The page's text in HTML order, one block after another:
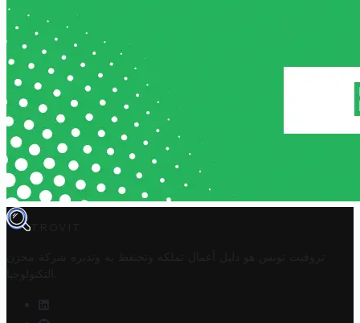
TROVIT
تروفيت تونس هو دليل أعمال تملكه وتحتفظ به وتديره
شركة مخزن
التكنولوجيا